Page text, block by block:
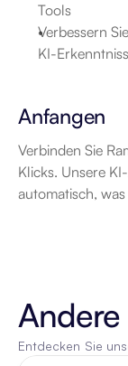
Tools
Verbessern
KI-
Anfangen
Verbinden Sie
Klicks. Unsere
automatisch,
Entdecken Sie